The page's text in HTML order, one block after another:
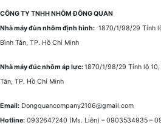
CÔNG TY TNHH NHÔM ĐÔNG QUAN
Nhà máy đùn nhôm định hình: 1870/1/98/29 Tỉnh
Bình Tân, TP. Hồ Chí Minh
Nhà máy đúc nhôm áp lực:1870/1/98/29 Tỉnh lộ 10,
Tân, TP. Hồ Chí Minh
Email: Dongquancompany2106@gmail.com
Hotline: 0932647240 (Ms. Liên) –0903534935 –